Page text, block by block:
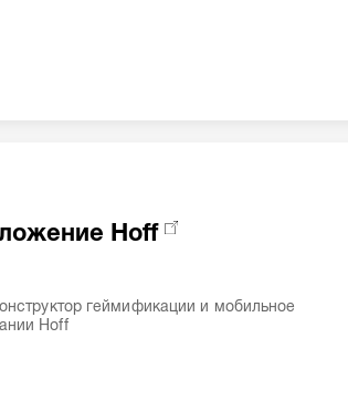
Hoff
геймификации и мобильное
Hoff